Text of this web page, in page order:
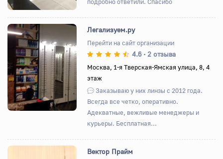
Назад Вперед
Легализуем.ру
Перейти на сайт организации
4.6 • 2 отзыва
Москва, 1-я Тверская-Ямская улица, 8, 4
этаж
Заказываю у них линзы с 2012 года.
Всегда все четко, оперативно.
Адекватные, вежливые менеджеры и
курьеры. Бесплатная...
Вектор Прайм